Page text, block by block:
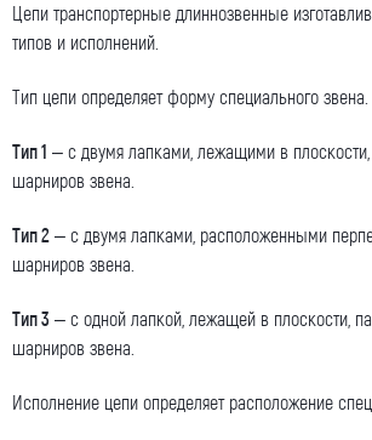
Цепи транспортерные длиннозвенные
типов и исполнений.
Тип цепи определяет форму специального звена.
Тип 1 – с двумя лапками, лежащими в
шарниров звена.
Тип 2 – с двумя лапками, расположенными
шарниров звена.
Тип 3 – с одной лапкой, лежащей в плоскости,
шарниров звена.
Исполнение цепи определяет расположение
Как к Вам обращаться